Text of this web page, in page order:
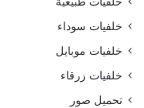
خلفيات سوداء
خلفيات موبايل
خلفيات زرقاء
تحميل صور